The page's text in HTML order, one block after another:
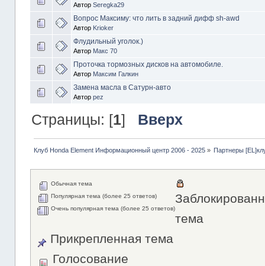
Автор Seregka29
Вопрос Максиму: что лить в задний дифф sh-awd
Автор Krioker
Флудильный уголок.)
Автор Макс 70
Проточка тормозных дисков на автомобиле.
Автор Максим Галкин
Замена масла в Сатурн-авто
Автор pez
Страницы: [1] Вверх
Клуб Honda Element Информационный центр 2006 - 2025» Партнеры
Обычная тема
Популярная тема (более 25 ответов)
Очень популярная тема (более 25 ответов)
тема
Прикрепленная тема
Голосование